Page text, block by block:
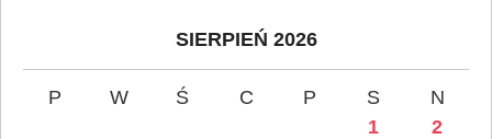
SIERPIEŃ 2026
P W Ś C P S
N
1
2